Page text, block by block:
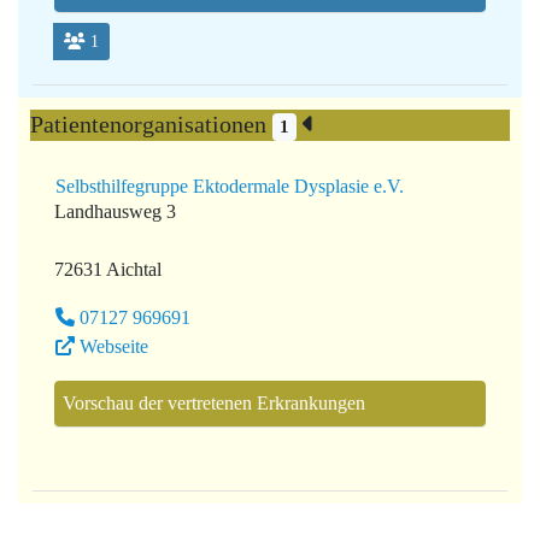
1
Patientenorganisationen 1
Selbsthilfegruppe Ektodermale Dysplasie e.V.
Landhausweg 3
72631 Aichtal
07127 969691
Webseite
Vorschau der vertretenen Erkrankungen